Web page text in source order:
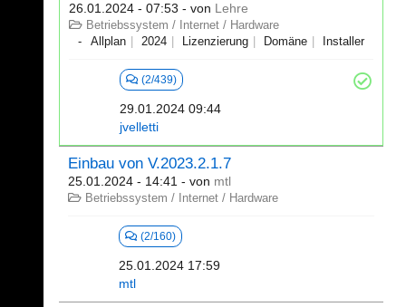
26.01.2024 - 07:53 - von Lehre
Betriebssystem / Internet / Hardware
Allplan
2024 Lizenzierung Domäne Installer
(2/439)
29.01.2024 09:44
jvelletti
Einbau von V.2023.2.1.7
25.01.2024 - 14:41 - von mtl
Betriebssystem / Internet / Hardware
(2/160)
25.01.2024 17:59
mtl